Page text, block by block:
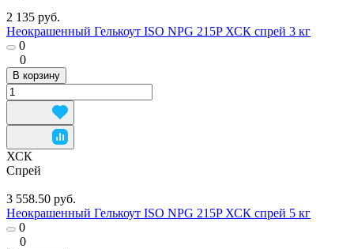
2 135 руб.
Неокрашенный Гелькоут ISO NPG 215P ХСК спрей 3 кг
0
0
В корзину
ХСК
Спрей
3 558.50 руб.
Неокрашенный Гелькоут ISO NPG 215P ХСК спрей 5 кг
0
0